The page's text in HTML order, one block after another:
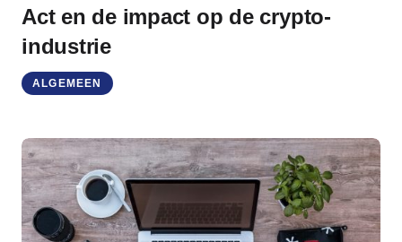
Act en de impact op de crypto-
industrie
ALGEMEEN